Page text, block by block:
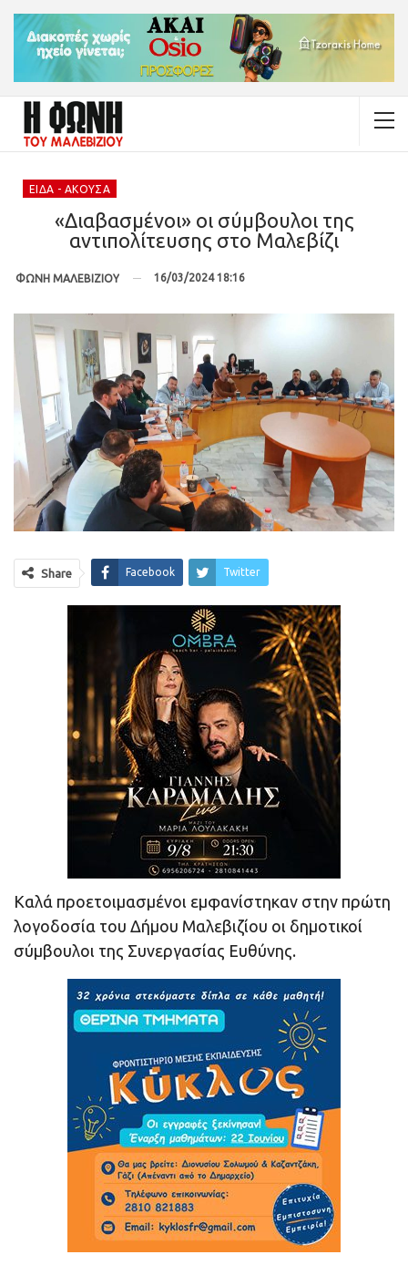
ΕΊΔΑ - ΆΚΟΥΣΑ
«Διαβασμένοι» οι σύμβουλοι της
αντιπολίτευσης στο Μαλεβίζι
ΦΩΝΗ ΜΑΛΕΒΙΖΙΟΥ 16/03/2024 18:16
Share Facebook Twitter
Καλά προετοιμασμένοι εμφανίστηκαν στην πρώτη
λογοδοσία του Δήμου Μαλεβιζίου οι δημοτικοί
σύμβουλοι της Συνεργασίας Ευθύνης.